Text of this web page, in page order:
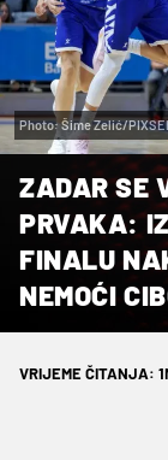
Photo: Šime Zelić/
ZADAR SE
PRVAKA:
FINALU
NEMOĆI
VRIJEME ČITANJA: